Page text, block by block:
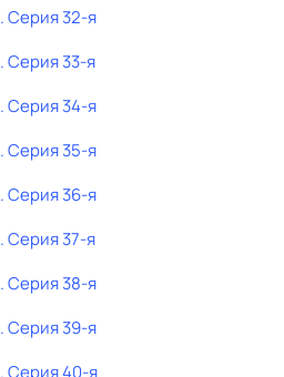
. Серия 32-я
. Серия 33-я
. Серия 34-я
. Серия 35-я
. Серия 36-я
. Серия 37-я
. Серия 38-я
. Серия 39-я
. Серия 40-я